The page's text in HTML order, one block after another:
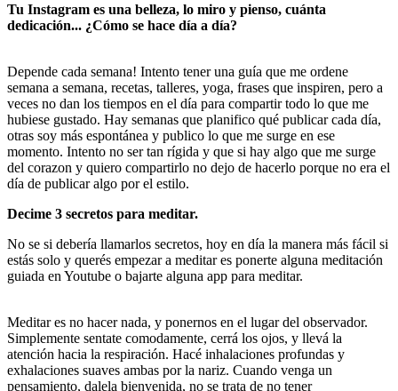
Tu Instagram es una belleza, lo miro y pienso, cuánta
dedicación... ¿Cómo se hace día a día?
Depende cada semana! Intento tener una guía que me ordene
semana a semana, recetas, talleres, yoga, frases que inspiren, pero a
veces no dan los tiempos en el día para compartir todo lo que me
hubiese gustado. Hay semanas que planifico qué publicar cada día,
otras soy más espontánea y publico lo que me surge en ese
momento. Intento no ser tan rígida y que si hay algo que me surge
del corazon y quiero compartirlo no dejo de hacerlo porque no era el
día de publicar algo por el estilo.
Decime 3 secretos para meditar.
No se si debería llamarlos secretos, hoy en día la manera más fácil si
estás solo y querés empezar a meditar es ponerte alguna meditación
guiada en Youtube o bajarte alguna app para meditar.
Meditar es no hacer nada, y ponernos en el lugar del observador.
Simplemente sentate comodamente, cerrá los ojos, y llevá la
atención hacia la respiración. Hacé inhalaciones profundas y
exhalaciones suaves ambas por la nariz. Cuando venga un
pensamiento, dalela bienvenida, no se trata de no tener